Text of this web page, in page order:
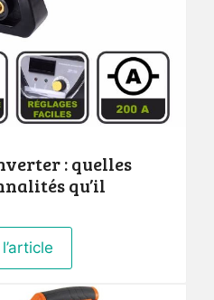
: quelles
qu’il